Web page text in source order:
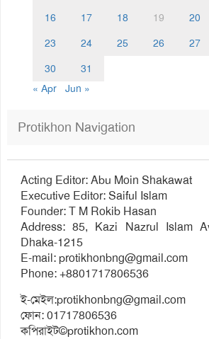
16
17 18 19 20
23
24 25 26 27
30
31
« Apr
Jun »
Protikhon Navigation
Acting Editor: Abu Moin Shakawat
Executive Editor: Saiful Islam
Founder: T M Rokib Hasan
Address: 85, Kazi Nazrul Islam
Dhaka-1215
E-mail:protikhonbng@gmail.com
Phone: +8801717806536
ই-মেইল:protikhonbng@gmail.com
ফোন: 01717806536
কপিরাইট©protikhon.com